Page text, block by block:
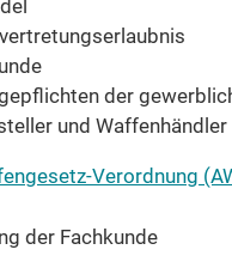
der
und Waffenhändler
Verordnung
der Fachkunde